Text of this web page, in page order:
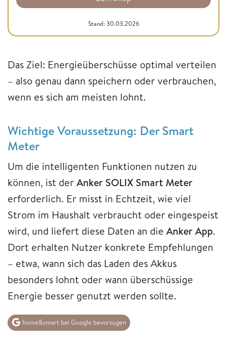
Stand: 30.03.2026
Das Ziel: Energieüberschüsse optimal verteilen
– also genau dann speichern oder verbrauchen,
wenn es sich am meisten lohnt.
Wichtige Voraussetzung: Der Smart
Meter
Um die intelligenten Funktionen nutzen zu
können, ist derAnker SOLIX Smart Meter
erforderlich. Er misst in Echtzeit, wie viel
Strom im Haushalt verbraucht oder eingespeist
wird, und liefert diese Daten an die Anker App.
Dort erhalten Nutzer konkrete Empfehlungen
– etwa, wann sich das Laden des Akkus
besonders lohnt oder wann überschüssige
Energie besser genutzt werden sollte.
home&smart bei Google bevorzugen